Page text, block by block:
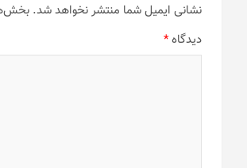
نشانی ایمیل شما منتشر نخواهد شد.
دیدگاه*